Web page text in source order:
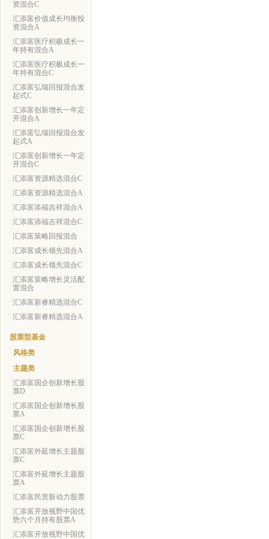
资混合C
汇添富价值成长均衡投
资混合A
汇添富医疗积极成长一
年持有混合A
汇添富医疗积极成长一
年持有混合C
汇添富弘瑞回报混合发
起式C
汇添富创新增长一年定
开混合A
汇添富弘瑞回报混合发
起式A
汇添富创新增长一年定
开混合C
汇添富资源精选混合C
汇添富资源精选混合A
汇添富添福吉祥混合A
汇添富添福吉祥混合C
汇添富策略回报混合
汇添富成长领先混合A
汇添富成长领先混合C
汇添富策略增长灵活配
置混合
汇添富新睿精选混合C
汇添富新睿精选混合A
股票型基金
风格类
主题类
汇添富国企创新增长股
票D
汇添富国企创新增长股
票A
汇添富国企创新增长股
票C
汇添富外延增长主题股
票C
汇添富外延增长主题股
票A
汇添富民营新动力股票
汇添富开放视野中国优
势六个月持有股票A
汇添富开放视野中国优